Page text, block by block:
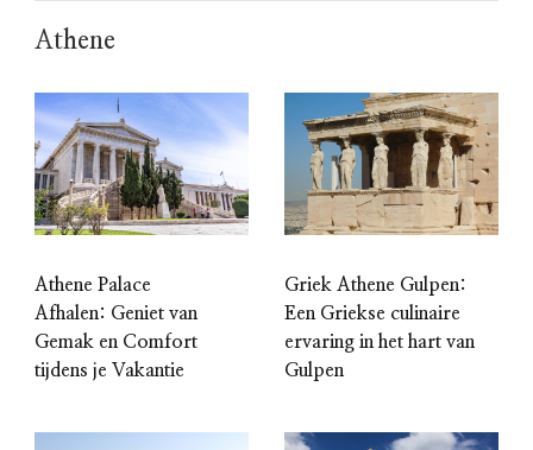
Athene
Athene Palace
Afhalen: Geniet van
Gemak en Comfort
tijdens je Vakantie
Griek Athene Gulpen:
Een Griekse culinaire
ervaring in het hart van
Gulpen